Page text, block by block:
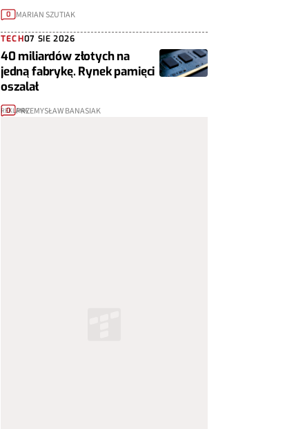
0 MARIAN SZUTIAK
TECH07 SIE 2026
40 miliardów złotych na
jedną fabrykę. Rynek pamięci
oszalał
0 PRZEMYSŁAW BANASIAK